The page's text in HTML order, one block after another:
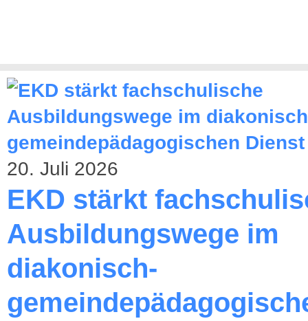
20. Juli 2026
EKD stärkt
Ausbildungswege im
diakonisch-